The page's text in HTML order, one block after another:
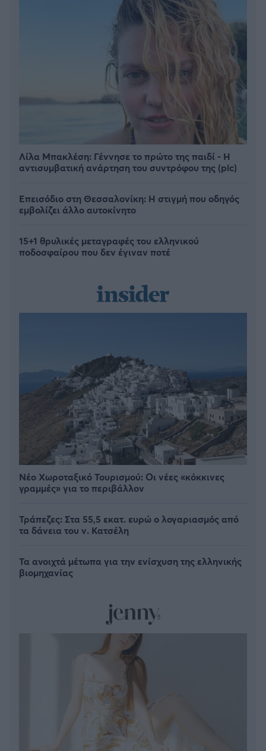
Λίλα Μπακλέση: Γέννησε το πρώτο της παιδί - Η
αντισυμβατική ανάρτηση του συντρόφου της (pic)
Επεισόδιο στη Θεσσαλονίκη: Η στιγμή που οδηγός
εμβολίζει άλλο αυτοκίνητο
15+1 θρυλικές μεταγραφές του ελληνικού
ποδοσφαίρου που δεν έγιναν ποτέ
Νέο Χωροταξικό Τουρισμού: Οι νέες «κόκκινες
γραμμές» για το περιβάλλον
Τράπεζες: Στα 55,5 εκατ. ευρώ ο λογαριασμός από
τα δάνεια του ν. Κατσέλη
Τα ανοιχτά μέτωπα για την ενίσχυση της ελληνικής
βιομηχανίας